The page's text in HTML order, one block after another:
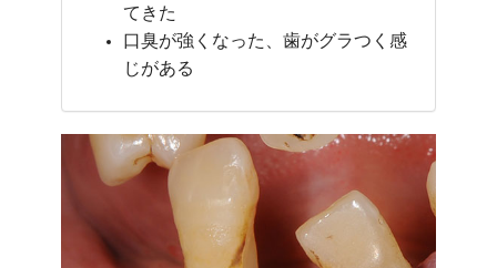
てきた
口臭が強くなった、歯がグラつく感
じがある